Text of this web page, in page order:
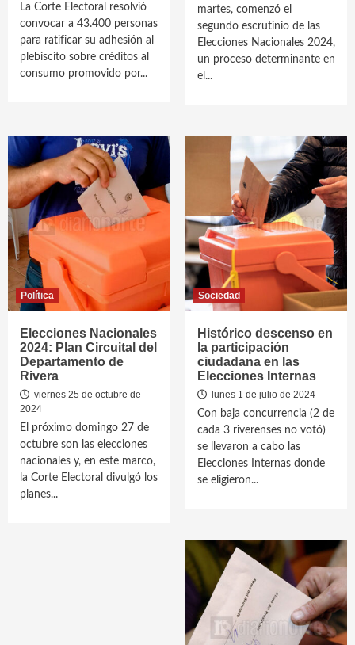
La Corte Electoral resolvió
convocar a 43.400 personas
para ratificar su adhesión al
plebiscito sobre créditos al
consumo promovido por...
martes, comenzó el
segundo escrutinio de las
Elecciones Nacionales 2024,
un proceso determinante en
el...
Política
Elecciones Nacionales
2024: Plan Circuital del
Departamento de
Rivera
viernes 25 de octubre de
2024
El próximo domingo 27 de
octubre son las elecciones
nacionales y, en este marco,
la Corte Electoral divulgó los
planes...
Sociedad
Histórico descenso en
la participación
ciudadana en las
Elecciones Internas
lunes 1 de julio de 2024
Con baja concurrencia (2 de
cada 3 riverenses no votó)
se llevaron a cabo las
Elecciones Internas donde
se eligieron...